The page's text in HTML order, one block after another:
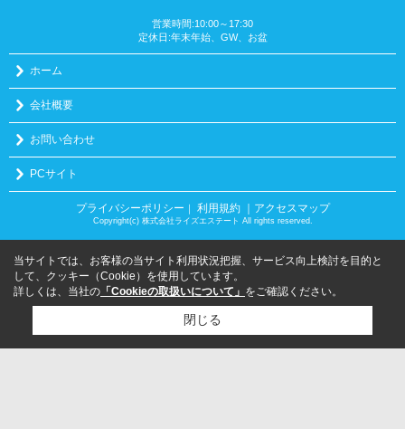
営業時間:10:00～17:30
定休日:年末年始、GW、お盆
ホーム
会社概要
お問い合わせ
PCサイト
プライバシーポリシー ｜ 利用規約 ｜アクセスマップ
Copyright(c) 株式会社ライズエステート All rights reserved.
当サイトでは、お客様の当サイト利用状況把握、サービス向上検討を目的と
して、クッキー（Cookie）を使用しています。
詳しくは、当社の 「Cookieの取扱いについて」 をご確認ください。
閉じる